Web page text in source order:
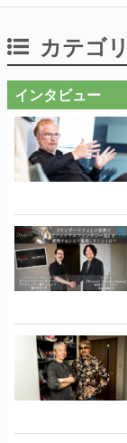
カテゴ
インタビュー